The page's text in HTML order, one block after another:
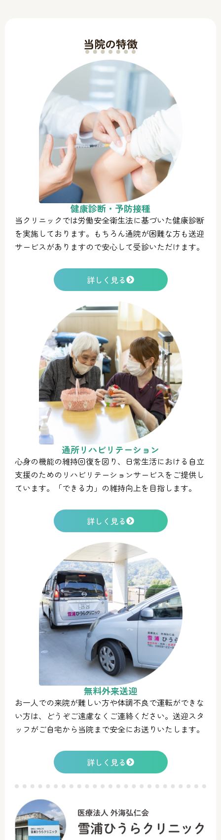
当院の特徴
健康診断・予防接種
当クリニックでは労働安全衛生法に基づいた健康診断
を実施しております。もちろん通院が困難な方も送迎
サービスがありますので安心して受診いただけます。
詳しく見る
通所リハビリテーション
心身の機能の維持回復を図り、日常生活における自立
支援のためのリハビリテーションサービスをご提供し
ています。「できる力」の維持向上を目指します。
詳しく見る
無料外来送迎
お一人での来院が難しい方や体調不良で運転ができな
い方は、どうぞご遠慮なくご連絡ください。送迎スタ
ッフがご自宅から当院まで安全にお送りいたします。
詳しく見る